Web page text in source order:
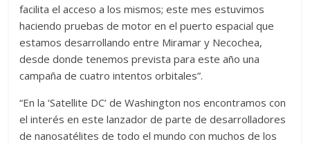
facilita el acceso a los mismos; este mes estuvimos
haciendo pruebas de motor en el puerto espacial que
estamos desarrollando entre Miramar y Necochea,
desde donde tenemos prevista para este año una
campaña de cuatro intentos orbitales”.
“En la ‘Satellite DC’ de Washington nos encontramos con
el interés en este lanzador de parte de desarrolladores
de nanosatélites de todo el mundo con muchos de los